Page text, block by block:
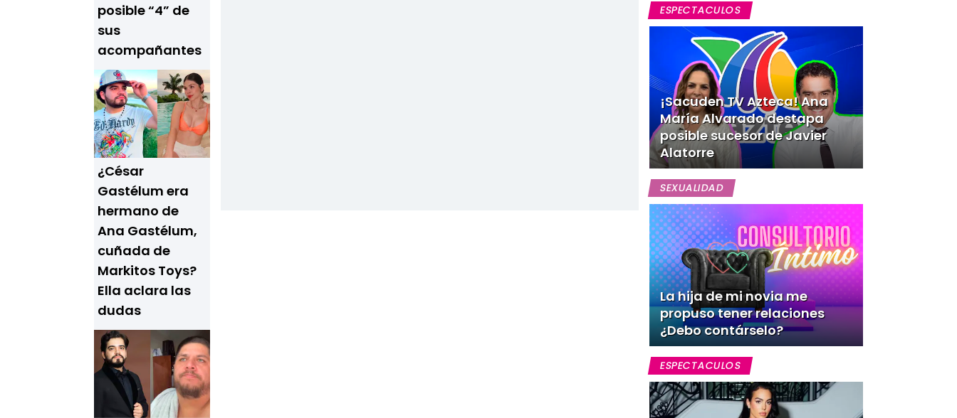
posible “4” de
sus
acompañantes
¿César
Gastélum era
hermano de
Ana Gastélum,
cuñada de
Markitos Toys?
Ella aclara las
dudas
ESPECTACULOS
¡Sacuden TV Azteca! Ana
María Alvarado destapa
posible sucesor de Javier
Alatorre
SEXUALIDAD
La hija de mi novia me
propuso tener relaciones
¿Debo contárselo?
ESPECTACULOS